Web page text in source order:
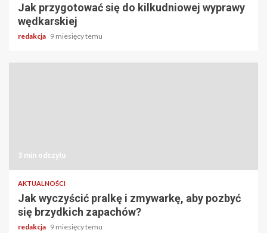
Jak przygotować się do kilkudniowej wyprawy
wędkarskiej
redakcja 9 miesięcy temu
3 min odczytu
AKTUALNOŚCI
Jak wyczyścić pralkę i zmywarkę, aby pozbyć
się brzydkich zapachów?
redakcja 9 miesięcy temu